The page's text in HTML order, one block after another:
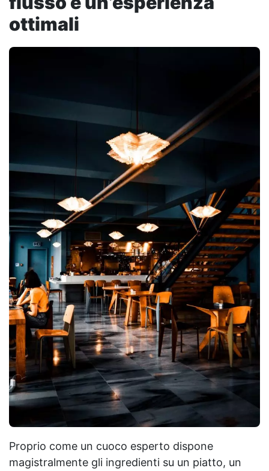
ottimali
Proprio come un cuoco esperto dispone
magistralmente gli ingredienti su un piatto, un